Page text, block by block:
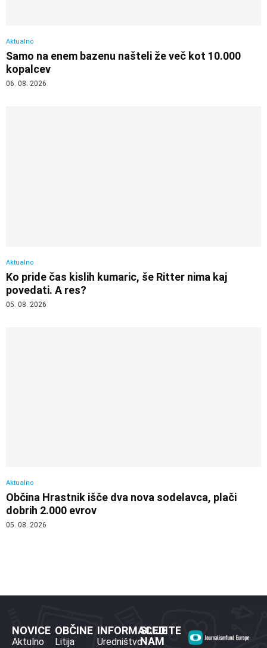
Aktualno
Samo na enem bazenu našteli že več kot 10.000
kopalcev
06. 08. 2026
Aktualno
Ko pride čas kislih kumaric, še Ritter nima kaj
povedati. A res?
05. 08. 2026
Aktualno
Občina Hrastnik išče dva nova sodelavca, plači
dobrih 2.000 evrov
05. 08. 2026
NOVICE
Aktulno
OBČINE
Litija
INFORMACIJE
Uredništvo
SLEDITE
NAM